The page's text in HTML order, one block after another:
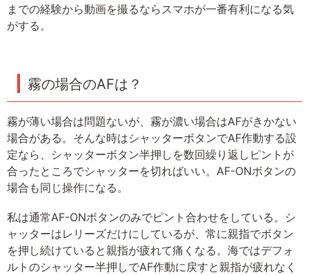
までの経験から動画を撮るならスマホが一番有利になる気
がする。
霧の場合のAFは？
霧が薄い場合は問題ないが、霧が濃い場合はAFがきかない
場合がある。そんな時はシャッターボタンでAF作動する設
定なら、シャッターボタン半押しを数回繰り返しピントが
合ったところでシャッターを切ればいい。AF-ONボタンの
場合も同じ操作になる。
私は通常AF-ONボタンのみでピント合わせをしている。シ
ャッターはレリーズだけにしているが、常に親指でボタン
を押し続けていると親指が疲れて痛くなる。海ではデフォ
ルトのシャッター半押しでAF作動に戻すと親指が疲れなく